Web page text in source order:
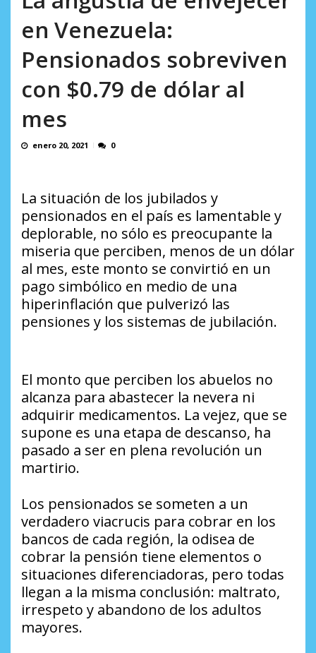
en Venezuela:
Pensionados sobreviven
con $0.79 de dólar al
mes
enero 20, 2021 0
La situación de los jubilados y
pensionados en el país es lamentable y
deplorable, no sólo es preocupante la
miseria que perciben, menos de un dólar
al mes, este monto se convirtió en un
pago simbólico en medio de una
hiperinflación que pulverizó las
pensiones y los sistemas de jubilación.
El monto que perciben los abuelos no
alcanza para abastecer la nevera ni
adquirir medicamentos. La vejez, que se
supone es una etapa de descanso, ha
pasado a ser en plena revolución un
martirio.
Los pensionados se someten a un
verdadero viacrucis para cobrar en los
bancos de cada región, la odisea de
cobrar la pensión tiene elementos o
situaciones diferenciadoras, pero todas
llegan a la misma conclusión: maltrato,
irrespeto y abandono de los adultos
mayores.